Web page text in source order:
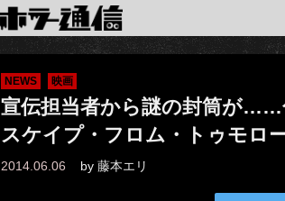
NEWS 映画
宣伝担当者から謎の封筒が……
スケイプ・フロム・トゥモロー
2014.06.06 by 藤本エリ